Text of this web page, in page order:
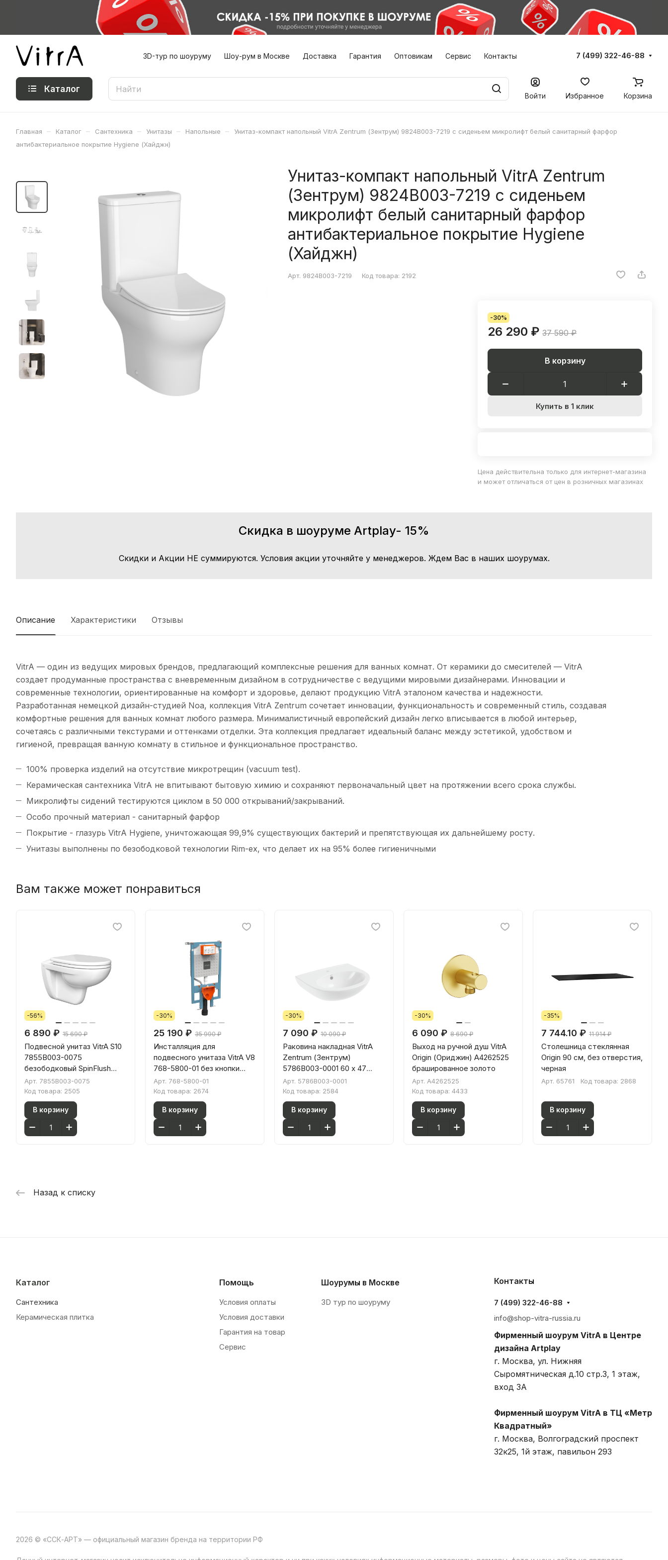
3D-тур по шоуруму Шоу-рум в Москве Доставка Гарантия Оптовикам Сервис Контакты 7 (499) 322-46-88
Каталог
Войти Избранное Корзина
Главная – Каталог – Сантехника – Унитазы – Напольные –
Унитаз-компакт напольный VitrA Zentrum (Зентрум) 9824B003-7219 с сиденьем микролифт белый санитарный фарфор
антибактериальное покрытие Hygiene (Хайджн)
Унитаз-компакт напольный VitrA Zentrum
(Зентрум) 9824B003-7219 с сиденьем
микролифт белый санитарный фарфор
антибактериальное покрытие Hygiene
(Хайджн)
Арт. 9824B003-7219 Код товара: 2192
-30%
26 290 ₽ 37 590 ₽
В корзину
Купить в 1 клик
Цена действительна только для интернет-магазина
и может отличаться от цен в розничных магазинах
Скидка в шоуруме Artplay- 15%
Скидки и Акции НЕ суммируются. Условия акции уточняйте у менеджеров. Ждем Вас в наших шоурумах.
Описание Характеристики Отзывы
VitrA — один из ведущих мировых брендов, предлагающий комплексные решения для ванных комнат. От керамики до смесителей — VitrA
создает продуманные пространства с вневременным дизайном в сотрудничестве с ведущими мировыми дизайнерами. Инновации и
современные технологии, ориентированные на комфорт и здоровье, делают продукцию VitrA эталоном качества и надежности.
Разработанная немецкой дизайн-студией Noa, коллекция VitrA Zentrum сочетает инновации, функциональность и современный стиль, создавая
комфортные решения для ванных комнат любого размера. Минималистичный европейский дизайн легко вписывается в любой интерьер,
сочетаясь с различными текстурами и оттенками отделки. Эта коллекция предлагает идеальный баланс между эстетикой, удобством и
гигиеной, превращая ванную комнату в стильное и функциональное пространство.
100% проверка изделий на отсутствие микротрещин (vacuum test).
Керамическая сантехника VitrA не впитывают бытовую химию и сохраняют первоначальный цвет на протяжении всего срока службы.
Микролифты сидений тестируются циклом в 50 000 открываний/закрываний.
Особо прочный материал - санитарный фарфор
Покрытие - глазурь VitrA Hygiene, уничтожающая 99,9% существующих бактерий и препятствующая их дальнейшему росту.
Унитазы выполнены по безободковой технологии Rim-ex, что делает их на 95% более гигиеничными
Вам также может понравиться
-56%
6 890 ₽ 15 690 ₽
Подвесной унитаз VitrA S10
7855B003-0075
безободковый SpinFlush
белый санитарный фарфор
антибактериальное
покрытие Hygiene (Хайджн)
Арт. 7855B003-0075
Код товара: 2505
В корзину
-30%
25 190 ₽ 35 990 ₽
Инсталляция для
подвесного унитаза VitrA V8
768-5800-01 без кнопки
смыва
Арт. 768-5800-01
Код товара: 2674
В корзину
-30%
7 090 ₽ 10 090 ₽
Раковина накладная VitrA
Zentrum (Зентрум)
5786B003-0001 60 x 47
белая антибактериальное
покрытие Hygiene (Хайджн)
Арт. 5786B003-0001
Код товара: 2584
В корзину
-30%
6 090 ₽ 8 690 ₽
Выход на ручной душ VitrA
Origin (Ориджин) A4262525
брашированное золото
Арт. A4262525
Код товара: 4433
В корзину
-35%
7 744.10 ₽ 11 914 ₽
Столешница стеклянная
Origin 90 см, без отверстия,
черная
Арт. 65761 Код товара: 2868
В корзину
Назад к списку
Каталог
Сантехника
Керамическая плитка
Помощь
Условия оплаты
Условия доставки
Гарантия на товар
Сервис
Шоурумы в Москве
3D тур по шоуруму
Контакты
7 (499) 322-46-88
info@shop-vitra-russia.ru
Фирменный шоурум VitrA в Центре
дизайна Artplay
г. Москва, ул. Нижняя
Сыромятническая д.10 стр.3, 1 этаж,
вход 3A
Фирменный шоурум VitrA в ТЦ «Метр
Квадратный»
г. Москва, Волгоградский проспект
32к25, 1й этаж, павильон 293
2026 © «ССК-АРТ» — официальный магазин бренда на территории РФ